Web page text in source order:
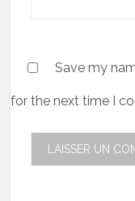
Save my
for the next time I